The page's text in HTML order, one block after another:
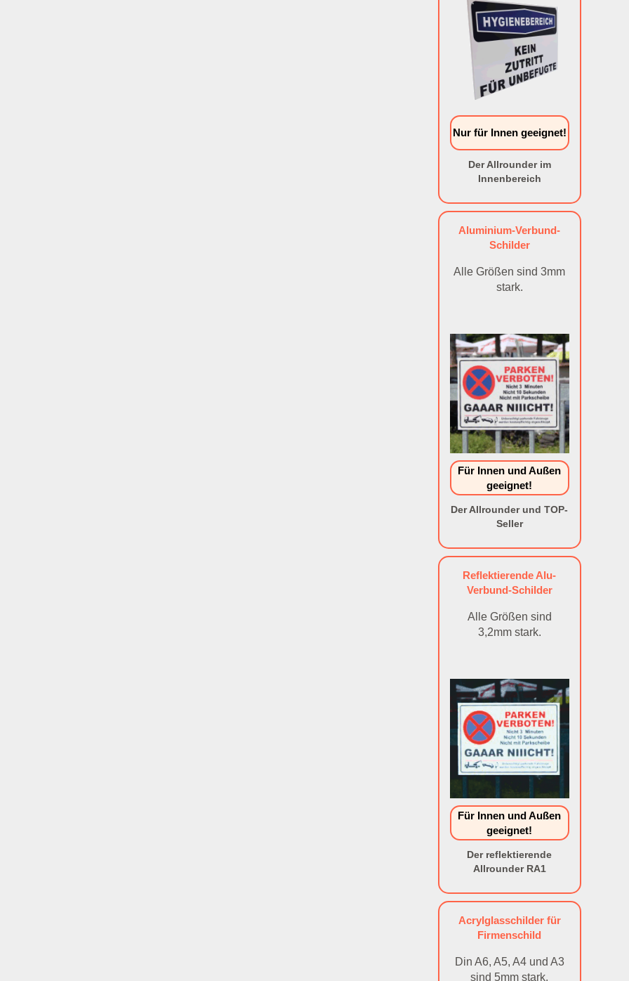
Nur für Innen geeignet!
Der Allrounder im
Innenbereich
Aluminium-Verbund-
Schilder
Alle Größen sind 3mm
stark.
Für Innen und Außen
geeignet!
Der Allrounder und TOP-
Seller
Reflektierende Alu-
Verbund-Schilder
Alle Größen sind
3,2mm stark.
Für Innen und Außen
geeignet!
Der reflektierende
Allrounder RA1
Acrylglasschilder für
Firmenschild
Din A6, A5, A4 und A3
sind 5mm stark.